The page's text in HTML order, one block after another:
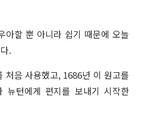
아할 뿐 아니라 쉽기 때문에 오늘
.
처음 사용했고, 1686년 이 원고를
뉴턴에게 편지를 보내기 시작한